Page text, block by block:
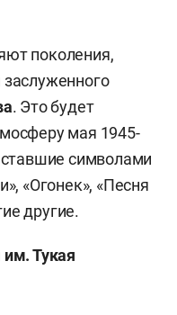
поколения,
. Это будет
мая 1945-
символами
«Огонек», «Песня
другие.
Тукая